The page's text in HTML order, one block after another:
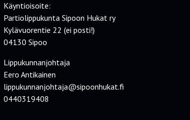
Käyntioisoite:
Partiolippukunta Sipoon Hukat ry
Kylävuorentie 22 (ei posti!)
04130 Sipoo
Lippukunnanjohtaja
Eero Antikainen
lippukunnanjohtaja@sipoonhukat.fi
0440319408